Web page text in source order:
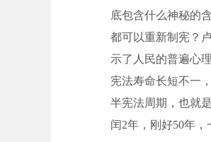
底包含什么神秘的
都可以重新制宪？
示了人民的普遍心
宪法寿命长短不一
半宪法周期，也就
闰2年，刚好50年，